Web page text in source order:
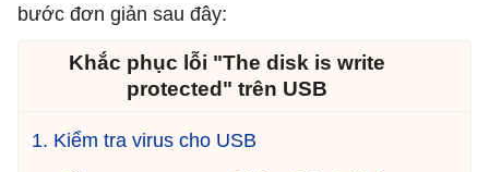
bước đơn giản sau đây:
Khắc phục lỗi "The disk is write
protected" trên USB
1. Kiểm tra virus cho USB